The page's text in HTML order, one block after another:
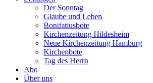
Der Sonntag
Glaube und Leben
Bonifatiusbote
Kirchenzeitung Hildesheim
Neue Kirchenzeitung Hamburg
Kirchenbote
Tag des Herrn
Abo
Über uns